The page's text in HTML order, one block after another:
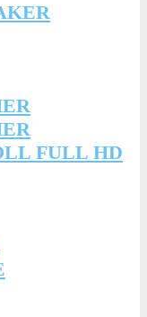
FULL HD